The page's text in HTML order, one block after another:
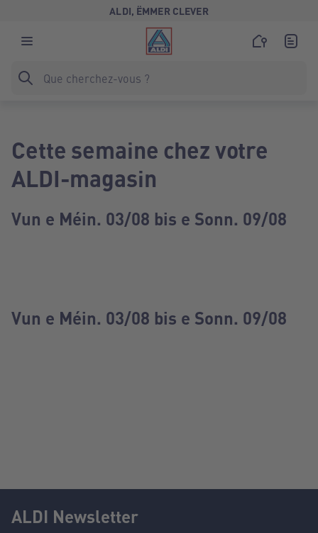
ALDI, ËMMER CLEVER
Cette semaine chez votre
ALDI-magasin
Vun e Méin. 03/08 bis e Sonn. 09/08
Vun e Méin. 03/08 bis e Sonn. 09/08
ALDI Newsletter